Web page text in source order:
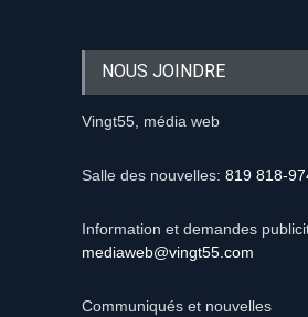
NOUS JOINDRE
Vingt55, média web
Salle des nouvelles: 819 818-
Information et demandes
mediaweb@vingt55.com
Communiqués et nouvelles